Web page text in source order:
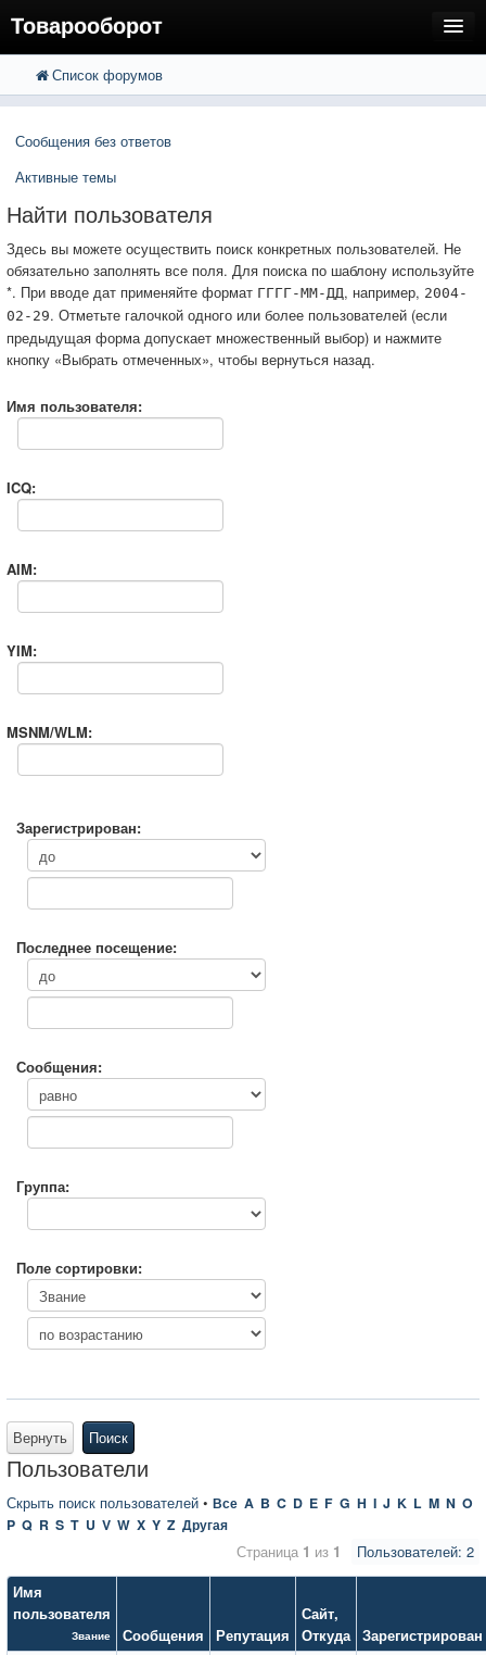
Товарооборот
FAQ
Вход
Расширенный поиск
Список форумов
Сообщения без ответов
Активные темы
Найти пользователя
Здесь вы можете осуществить поиск конкретных пользователей. Не
обязательно заполнять все поля. Для поиска по шаблону используйте
*. При вводе дат применяйте формат ГГГГ-ММ-ДД, например, 2004-
02-29. Отметьте галочкой одного или более пользователей (если
предыдущая форма допускает множественный выбор) и нажмите
кнопку «Выбрать отмеченных», чтобы вернуться назад.
Имя пользователя:
ICQ:
AIM:
YIM:
MSNM/WLM:
Зарегистрирован:
Последнее посещение:
Сообщения:
Группа:
Поле сортировки:
Вернуть Поиск
Пользователи
Скрыть поиск пользователей • Все A B C D E F G H I J K L M N O
P Q R S T U V W X Y Z Другая
Пользователей: 2
Страница 1 из 1
Имя
пользователя
Звание Сообщения Репутация
Сайт,
Откуда Зарегистрирован